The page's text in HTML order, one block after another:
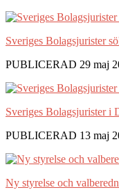
Sveriges Bolagsjurister
PUBLICERAD 29 maj
Sveriges Bolagsjurister i
PUBLICERAD 13 maj
Ny styrelse och